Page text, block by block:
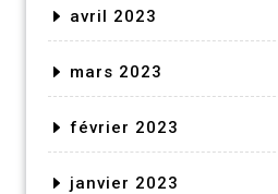
avril 2023
mars 2023
février 2023
janvier 2023